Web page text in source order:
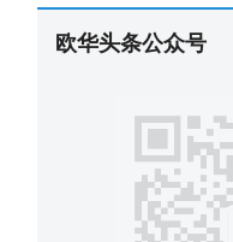
欧华头条公众号